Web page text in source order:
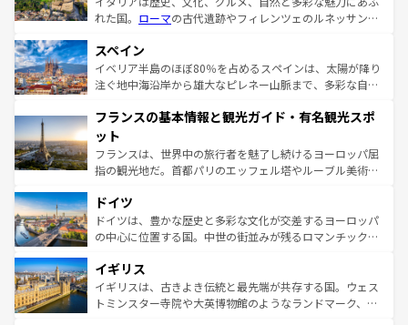
れた国。 ローマの古代遺跡やフィレンツェのルネッサンス
ろん、トスカーナの美しい田園風景やアマルフィ海岸の絶
景など、自然景観も見逃せない。観光の合間には、本場の
ピザやパスタなど、絶品のイタリア料理を堪能することも
ませてくれるイタリアで、忘れられない旅をしてみよう！
なお、新着のイタリア情報は
しい。
スペイン
イベリア半島のほぼ80％を占めるスペインは、太陽が降り
注ぐ地中海沿岸から雄大なピレネー山脈まで、多彩な自然
文化が根付くこの国では、情熱的なフラメンコ、熱気あふ
れる闘牛、そして美味しいタパスが生活の一部となってい
る。首都マドリードの洗練された雰囲気や、バルセロナの
アートに溢れた街角から、地方では古代ローマ遺跡や中世
せる。地方によって風土や気候が異なるスペインはその個
性で訪れる人を魅了する。 なお、新着のスペイン情報は コ
ンテンツ一覧を参照してほしい。
フランスの基本情報と観光ガイド・有名観光スポ
ット
フランスは、世界中の旅行者を魅了し続けるヨーロッパ屈
指の観光地だ。首都パリのエッフェル塔やルーブル美術館
で、幅広い魅力が詰まっている。華麗な宮殿、歴史的な大
聖堂、美しいビーチ、そして豊かな自然が、訪れる者を心
から魅了する。また、フランスは美食の国としても知ら
いる。シャンパンの発祥地であるランス、プロヴァンスの
香り高いラベンダー畑など、多彩な楽しみ方が可能だ。さ
らに、パリ以外の地域にも魅力が溢れており、どの街角に
ドイツ
ドイツは、豊かな歴史と多彩な文化が交差するヨーロッパ
の中心に位置する国。中世の街並みが残るロマンチック街
顔を持つこの国は、どこを歩いても飽きることがない。ベ
ルリンの文化的活気、バイエルン州のアルプスの絶景、そ
してライン川沿いのワイン畑といった風景は必見。ビール
イギリス
イギリスは、古きよき伝統と最先端が共存する国。ウェス
トミンスター寺院や大英博物館のようなランドマーク、歴